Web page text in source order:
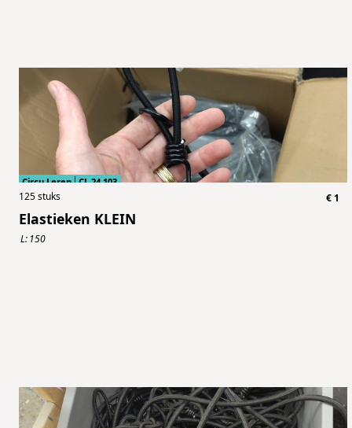
Circu Leren CL.24.103
125stuks € 1
Elastieken KLEIN
L: 150